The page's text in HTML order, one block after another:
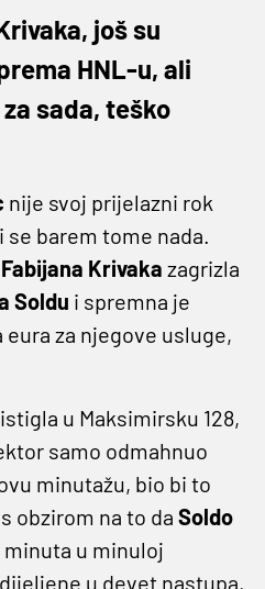
još su
HNL-u, ali
sada, teško
nije svoj prijelazni rok
se barem tome nada.
Fabijana Krivaka zagrizla
Soldu i spremna je
za njegove usluge,
u Maksimirsku 128,
samo odmahnuo
minutažu, bio bi to
obzirom na to da Soldo
u minuloj
u devet nastupa,